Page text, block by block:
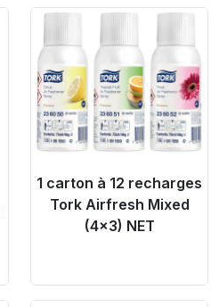
1 carton à 12 recharges
Tork Airfresh Mixed
(4x3) NET